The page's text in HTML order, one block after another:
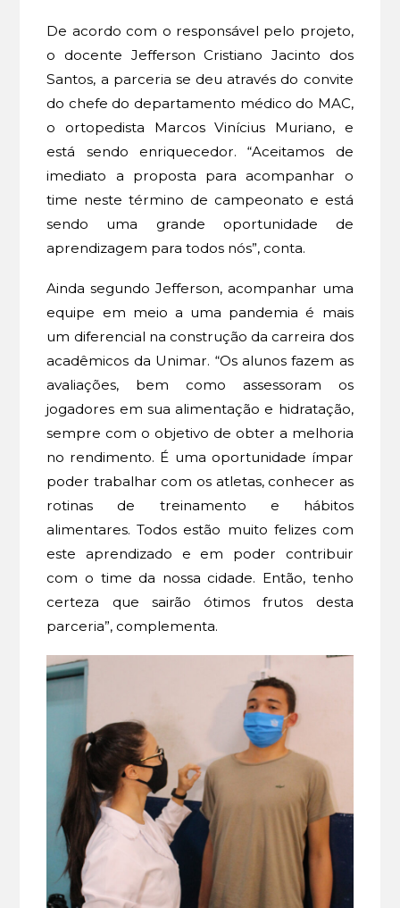
De acordo com o responsável pelo projeto,
o docente Jefferson Cristiano Jacinto dos
Santos, a parceria se deu através do convite
do chefe do departamento médico do MAC,
o ortopedista Marcos Vinícius Muriano, e
está sendo enriquecedor. “Aceitamos de
imediato a proposta para acompanhar o
time neste término de campeonato e está
sendo uma grande oportunidade de
aprendizagem para todos nós”, conta.
Ainda segundo Jefferson, acompanhar uma
equipe em meio a uma pandemia é mais
um diferencial na construção da carreira dos
acadêmicos da Unimar. “Os alunos fazem as
avaliações, bem como assessoram os
jogadores em sua alimentação e hidratação,
sempre com o objetivo de obter a melhoria
no rendimento. É uma oportunidade ímpar
poder trabalhar com os atletas, conhecer as
rotinas de treinamento e hábitos
alimentares. Todos estão muito felizes com
este aprendizado e em poder contribuir
com o time da nossa cidade. Então, tenho
certeza que sairão ótimos frutos desta
parceria”, complementa.